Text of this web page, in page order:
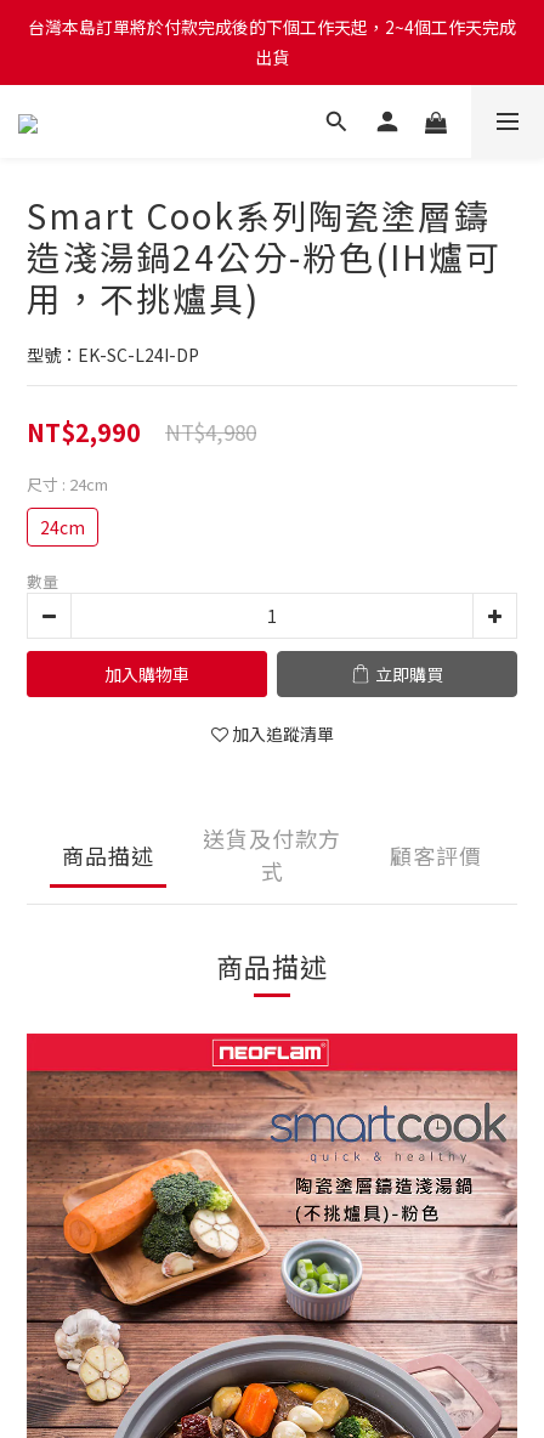
台灣本島訂單將於付款完成後的下個工作天起，2~4個工作天完成
出貨
台灣本島訂單將於付款完成後的下個工作天起，2~4個工作天完成
出貨
台灣本島消費滿$999免運費
台灣本島訂單將於付款完成後的下個工作天起，2~4個工作天完成
出貨
Smart Cook系列陶瓷塗層鑄
造淺湯鍋24公分-粉色(IH爐可
用，不挑爐具)
型號：EK-SC-L24I-DP
NT$2,990 NT$4,980
尺寸 : 24cm
24cm
數量
加入購物車 立即購買
加入追蹤清單
商品描述
送貨及付款方
式
顧客評價
商品描述